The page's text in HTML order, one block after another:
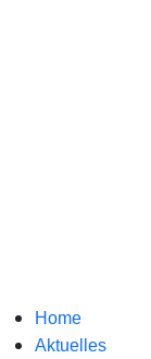
Home
Aktuelles